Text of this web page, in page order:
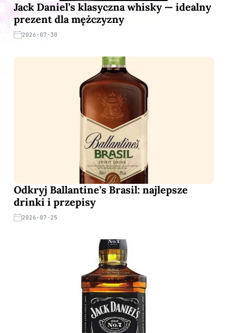
Jack Daniel’s klasyczna whisky — idealny
prezent dla mężczyzny
2026-07-30
Odkryj Ballantine’s Brasil: najlepsze
drinki i przepisy
2026-07-25